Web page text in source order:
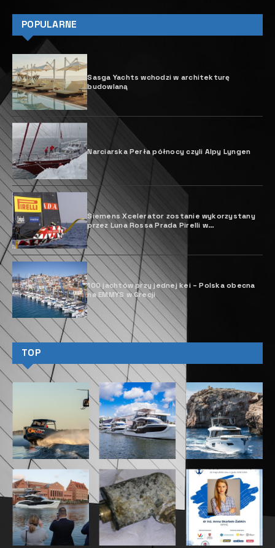
POPULARNE
Sasga Yachts wchodzi w architekturę
budowlaną
Narciarska Perła północy czyli Alpy Lyngen
Siemens Xcelerator zostanie wykorzystany
przez Luna Rossa Prada Pirelli w
projektowaniu jachtu Pucharu Ameryki
100 jachtów przy jednej kei – Polska obecna
na EMMYS w Grecji
TOP